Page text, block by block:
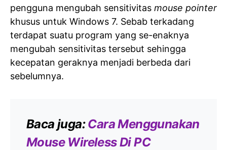
pengguna mengubah sensitivitas mouse pointer
khusus untuk Windows 7. Sebab terkadang
terdapat suatu program yang se-enaknya
mengubah sensitivitas tersebut sehingga
kecepatan geraknya menjadi berbeda dari
sebelumnya.
Baca juga:Cara Menggunakan
Mouse Wireless Di PC